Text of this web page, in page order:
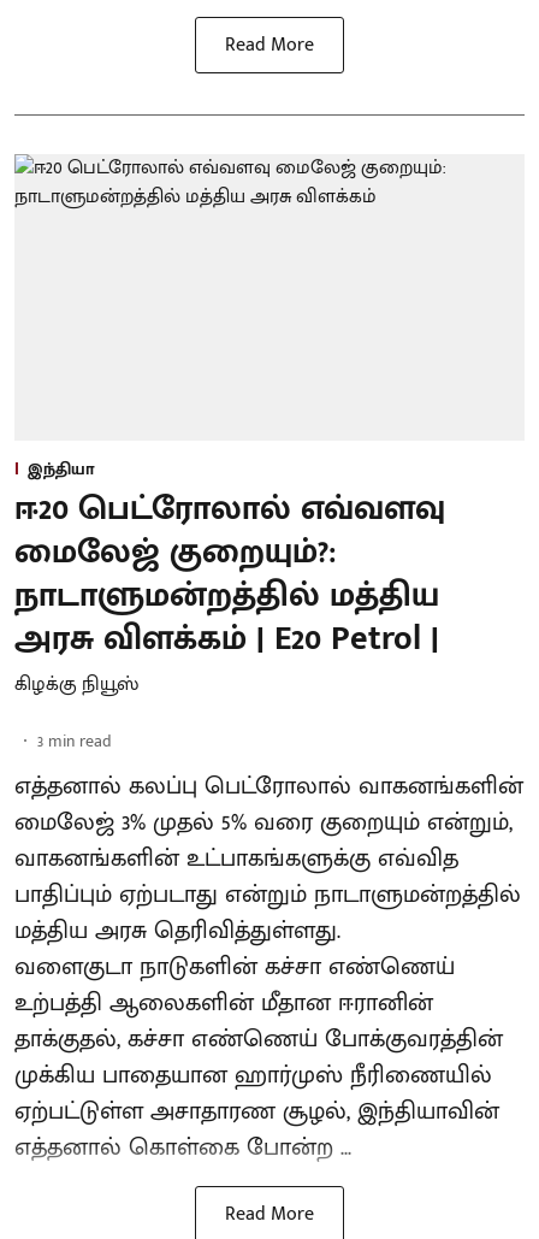
Read More
இந்தியா
ஈ20 பெட்ரோலால் எவ்வளவு
மைலேஜ் குறையும்?:
நாடாளுமன்றத்தில் மத்திய
அரசு விளக்கம் | E20 Petrol |
கிழக்கு நியூஸ்
3 min read
எத்தனால் கலப்பு பெட்ரோலால் வாகனங்களின்
மைலேஜ் 3% முதல் 5% வரை குறையும் என்றும்,
வாகனங்களின் உட்பாகங்களுக்கு எவ்வித
பாதிப்பும் ஏற்படாது என்றும் நாடாளுமன்றத்தில்
மத்திய அரசு தெரிவித்துள்ளது.
வளைகுடா நாடுகளின் கச்சா எண்ணெய்
உற்பத்தி ஆலைகளின் மீதான ஈரானின்
தாக்குதல், கச்சா எண்ணெய் போக்குவரத்தின்
முக்கிய பாதையான ஹார்முஸ் நீரிணையில்
ஏற்பட்டுள்ள அசாதாரண சூழல், இந்தியாவின்
எத்தனால் கொள்கை போன்ற ...
Read More